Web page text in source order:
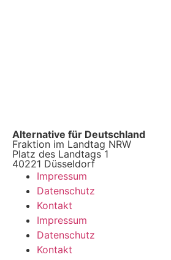
Alternative für Deutschland
Fraktion im Landtag NRW
Platz des Landtags 1
40221 Düsseldorf
Impressum
Datenschutz
Kontakt
Impressum
Datenschutz
Kontakt